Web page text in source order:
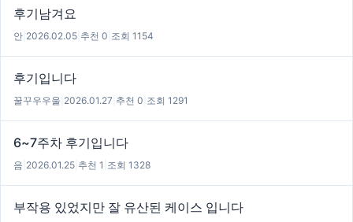
후기남겨요
안 2026.02.05 추천 0 조회 1154
후기입니다
꿀꾸우우울 2026.01.27 추천 0 조회 1291
6~7주차 후기입니다
음 2026.01.25 추천 1 조회 1328
부작용 있었지만 잘 유산된 케이스 입니다